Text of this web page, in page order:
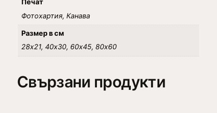
Печат
Фотохартия, Канава
Размер в см
28х21, 40х30, 60х45, 80х60
Свързани продукти